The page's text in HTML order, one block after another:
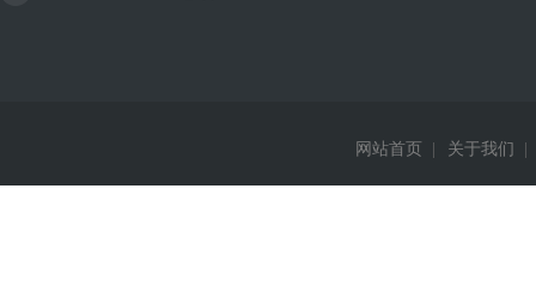
网站首页 关于我们